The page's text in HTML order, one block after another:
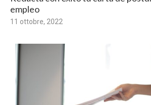
empleo
11 ottobre, 2022